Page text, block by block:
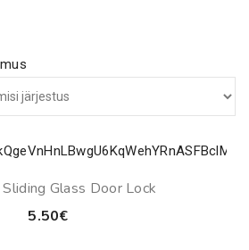
Glass Door Lock
5.50€